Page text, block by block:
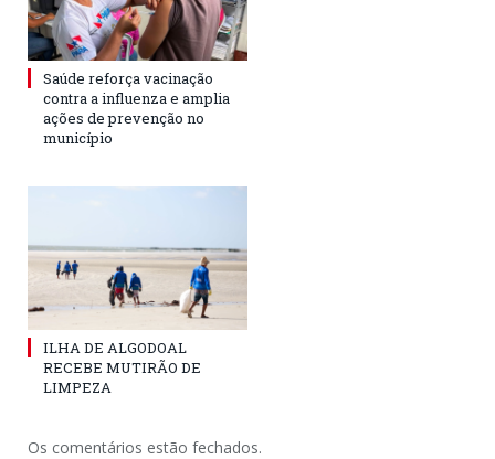
Saúde reforça vacinação
contra a influenza e amplia
ações de prevenção no
município
ILHA DE ALGODOAL
RECEBE MUTIRÃO DE
LIMPEZA
Os comentários estão fechados.